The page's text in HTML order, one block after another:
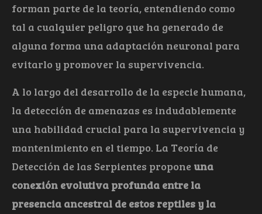
forman parte de la teoría, entendiendo como
tal a cualquier peligro que ha generado de
alguna forma una adaptación neuronal para
evitarlo y promover la supervivencia.
A lo largo del desarrollo de la especie humana,
la detección de amenazas es indudablemente
una habilidad crucial para la supervivencia y
mantenimiento en el tiempo. La Teoría de
Detección de las Serpientes propone una
conexión evolutiva profunda entre la
presencia ancestral de estos reptiles y la